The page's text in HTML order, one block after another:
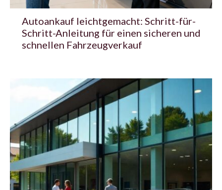
Autoankauf leichtgemacht: Schritt-für-
Schritt-Anleitung für einen sicheren und
schnellen Fahrzeugverkauf